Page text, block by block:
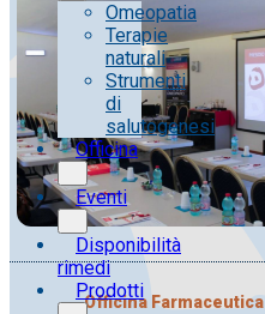
Omeopatia
Terapie
naturali
Strumenti
di
salutogenesi
Officina
Eventi
Disponibilità
rimedi
Prodotti
Officina Farmaceutica